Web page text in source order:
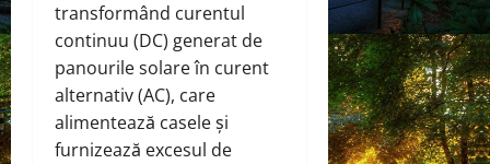
transformând curentul
continuu (DC) generat de
panourile solare în curent
alternativ (AC), care
alimentează casele și
furnizează excesul de